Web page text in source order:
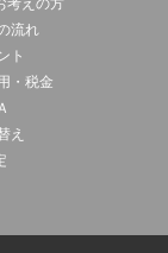
流れ
ト
・税金
え